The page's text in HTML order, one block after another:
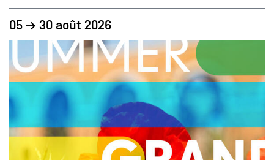
05 → 30 août 2026